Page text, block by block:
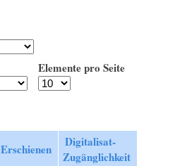
Elemente pro Seite
Erschienen
Digitalisat-
Zugänglichkeit